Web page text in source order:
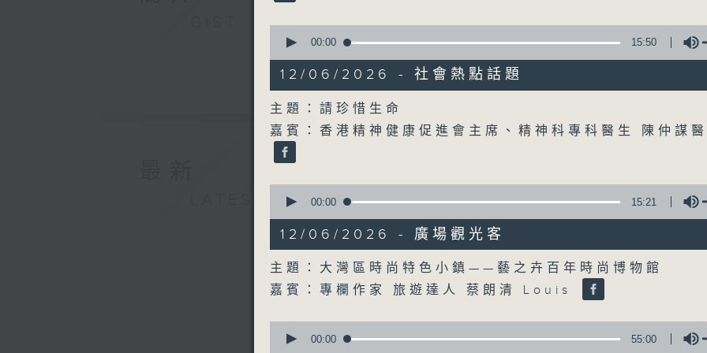
seconds
15
minutes,
50
secondsVolume
90%
00:00 15:50
12/06/2026 - 社會熱點話題
主題：請珍惜生命
嘉賓：香港精神健康促進會主席、精神科專科醫生 陳仲謀
seconds
15
minutes,
21
secondsVolume
90%
00:00 15:21
12/06/2026 - 廣場觀光客
主題：大灣區時尚特色小鎮——藝之卉百年時尚博物館
嘉賓：專欄作家 旅遊達人 蔡朗清 Louis
seconds
00:00 55:00